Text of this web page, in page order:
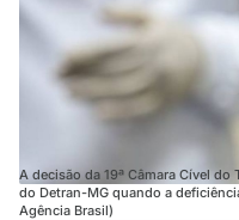
A decisão da 19ª Câmara Cível
do Detran-MG quando a
Agência Brasil)